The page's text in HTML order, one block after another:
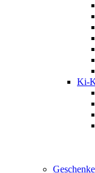
Ki-
Geschenke